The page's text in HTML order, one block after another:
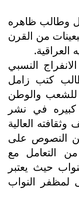
وطالب ظاهره
من القرن
النسبي
كتب زامل
للشعب والوطن
في نشر
العالية
النصوص على
التعامل مع
حيث يعتبر
النواب